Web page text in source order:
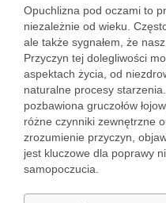
Opuchlizna pod oczami to
niezależnie od wieku.
ale także sygnałem, że
Przyczyn tej dolegliwości
aspektach życia, od
naturalne procesy
pozbawiona gruczołów
różne czynniki zewnętrzne
zrozumienie przyczyn,
jest kluczowe dla poprawy
samopoczucia.